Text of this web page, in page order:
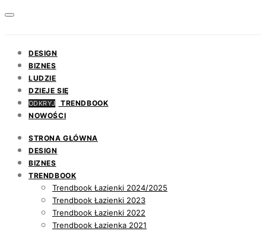
DESIGN
BIZNES
LUDZIE
DZIEJE SIĘ
ODKRYJ
TRENDBOOK
NOWOŚCI
STRONA GŁÓWNA
DESIGN
BIZNES
TRENDBOOK
Trendbook Łazienki 2024/2025
Trendbook Łazienki 2023
Trendbook Łazienki 2022
Trendbook Łazienka 2021